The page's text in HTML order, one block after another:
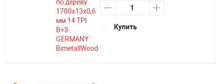
Купить